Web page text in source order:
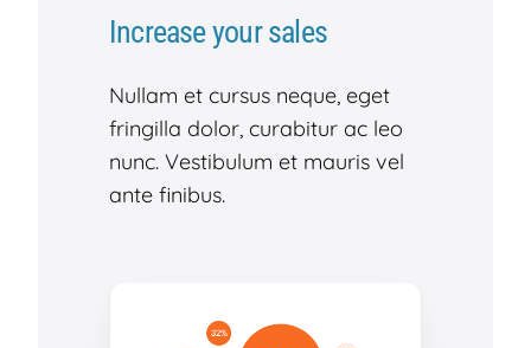
Increase your sales
Nullam et cursus neque, eget
fringilla dolor, curabitur ac leo
nunc. Vestibulum et mauris vel
ante finibus.